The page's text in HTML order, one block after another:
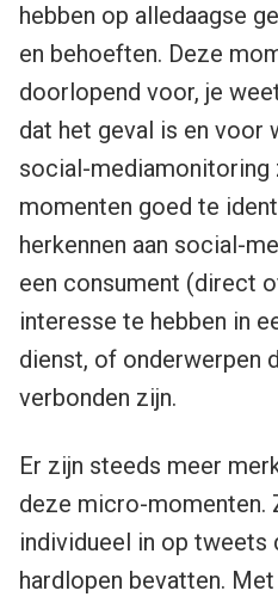
hebben op alledaagse
en behoeften. Deze
doorlopend voor, je
dat het geval is en voor
social-mediamonitoring
momenten goed te
herkennen aan social-
een consument (direct
interesse te hebben in
dienst, of onderwerpen
verbonden zijn.
Er zijn steeds meer
deze micro-momenten.
individueel in op tweets
hardlopen bevatten.